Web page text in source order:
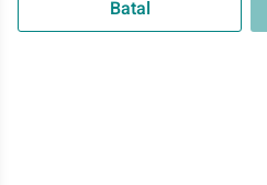
Batal